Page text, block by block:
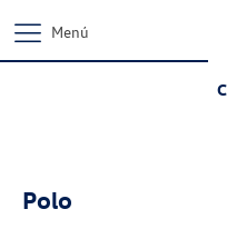
Menú
Polo